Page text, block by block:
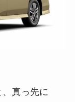
真っ先に